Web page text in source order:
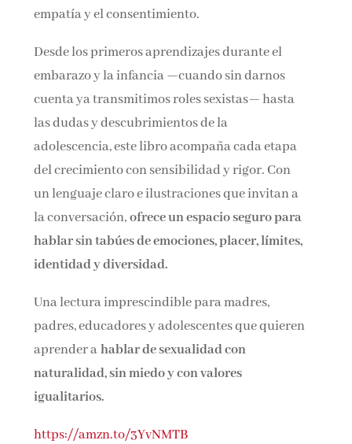
empatía y el consentimiento.
Desde los primeros aprendizajes durante el
embarazo y la infancia —cuando sin darnos
cuenta ya transmitimos roles sexistas— hasta
las dudas y descubrimientos de la
adolescencia, este libro acompaña cada etapa
del crecimiento con sensibilidad y rigor. Con
un lenguaje claro e ilustraciones que invitan a
la conversación,ofrece un espacio seguro para
hablar sin tabúes de emociones, placer, límites,
identidad y diversidad.
Una lectura imprescindible para madres,
padres, educadores y adolescentes que quieren
aprender ahablar de sexualidad con
naturalidad, sin miedo y con valores
igualitarios.
https://amzn.to/3YvNMTB